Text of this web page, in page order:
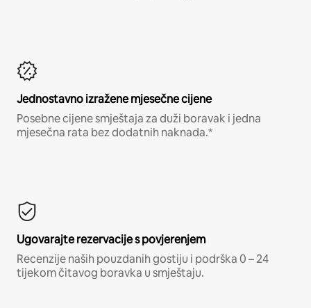
Jednostavno izražene mjesečne cijene
Posebne cijene smještaja za duži boravak i jedna
mjesečna rata bez dodatnih naknada.*
Ugovarajte rezervacije s povjerenjem
Recenzije naših pouzdanih gostiju i podrška 0 – 24
tijekom čitavog boravka u smještaju.